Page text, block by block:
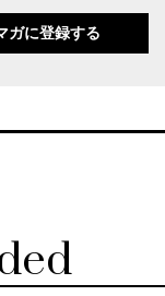
ガに登録する